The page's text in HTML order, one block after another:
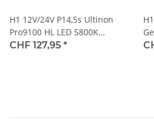
H1 12V/24V P14,5s Ultinon
Pro9100 HL LED 5800K
NOECE 2 St. PHILIPS
CHF 127,95 *